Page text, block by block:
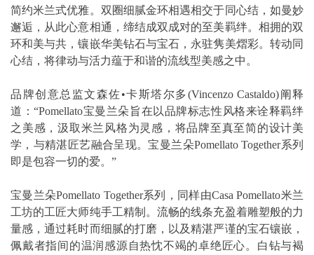
简约米兰式优雅。双圈细腻金环相遇相交于同心结，如曼妙
邂逅，从此心意相通，缔结成双成对的至美羁绊。相拥的双
环和美与共，镶嵌华美钻石与宝石，永驻隽美熠彩。转动同
心结，将律动与活力蕴于和谐的流线型美感之中。
品牌创意总监文森佐•卡斯塔尔多(Vincenzo Castaldo)阐释
道：“Pomellato宝曼兰朵旨在以品牌标志性风格来诠释羁绊
之美感，汲取米兰风格为灵感，将品牌至真至简的设计美
学，与精湛匠艺融合呈现。宝曼兰朵Pomellato Together系列
即是包容一切的爱。”
宝曼兰朵Pomellato Together系列，同样由Casa Pomellato米兰
工坊的工匠大师纯手工精制。流畅的线条充盈着雕塑般的力
量感，通过耗时而细腻的打磨，以及精湛严谨的宝石镶嵌，
佩戴者指间的温润感源自热忱不竭的卓绝匠心。白钻与褐